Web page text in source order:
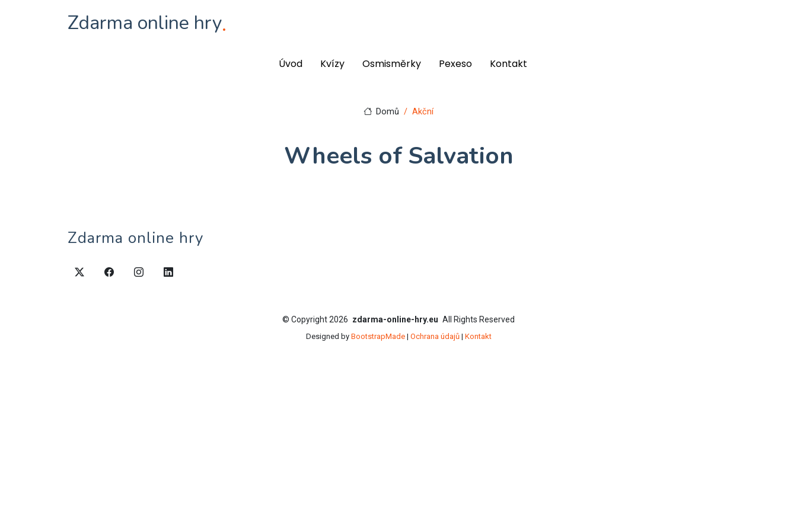
Zdarma online hry.
Úvod Kvízy Osmisměrky Pexeso Kontakt
Domů Akční
Wheels of Salvation
Zdarma online hry
© Copyright2026 zdarma-online-hry.eu All Rights Reserved
Designed by BootstrapMade| Ochrana údajů| Kontakt